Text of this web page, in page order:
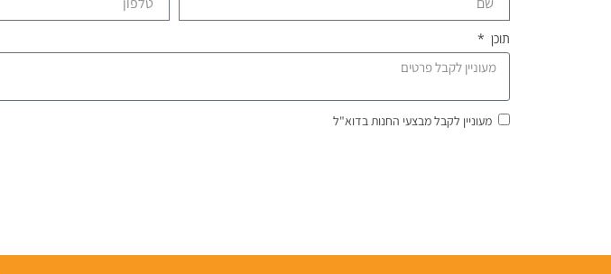
תוכן
מעוניין לקבל מבצעי החנות בדוא"ל